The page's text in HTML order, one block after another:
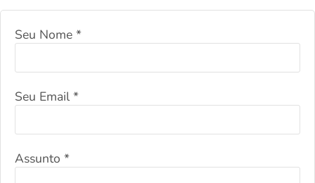
Seu Nome *
Seu Email *
Assunto *